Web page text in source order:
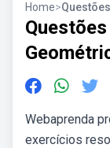
Home>
Webaprenda
exercícios